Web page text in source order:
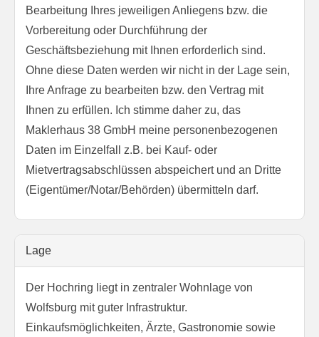
Bearbeitung Ihres jeweiligen Anliegens bzw. die
Vorbereitung oder Durchführung der
Geschäftsbeziehung mit Ihnen erforderlich sind.
Ohne diese Daten werden wir nicht in der Lage sein,
Ihre Anfrage zu bearbeiten bzw. den Vertrag mit
Ihnen zu erfüllen. Ich stimme daher zu, das
Maklerhaus 38 GmbH meine personenbezogenen
Daten im Einzelfall z.B. bei Kauf- oder
Mietvertragsabschlüssen abspeichert und an Dritte
(Eigentümer/Notar/Behörden) übermitteln darf.
Lage
Der Hochring liegt in zentraler Wohnlage von
Wolfsburg mit guter Infrastruktur.
Einkaufsmöglichkeiten, Ärzte, Gastronomie sowie